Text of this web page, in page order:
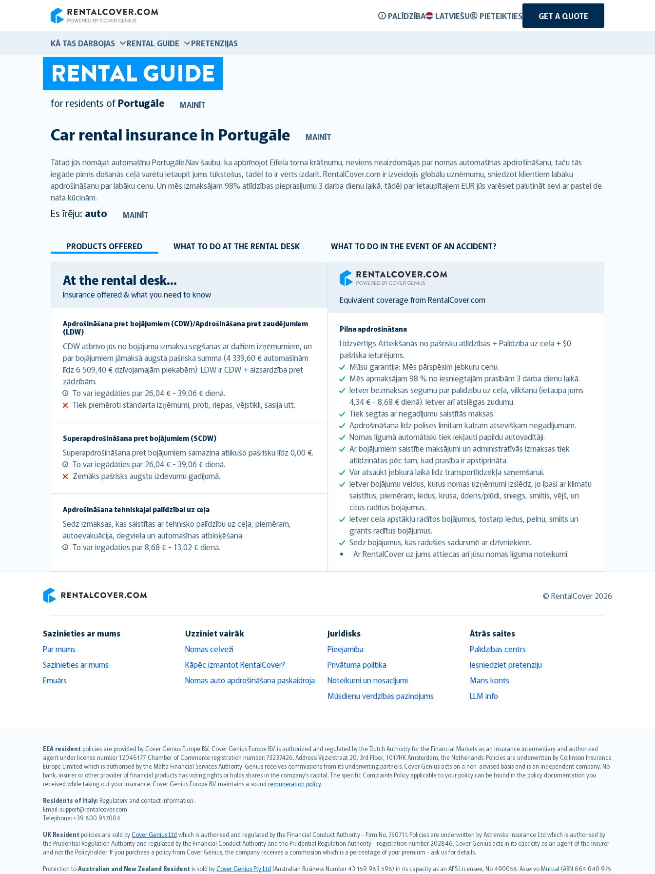
PALĪDZĪBA LATVIEŠU PIETEIKTIES GET A QUOTE
KĀ TAS DARBOJAS RENTAL GUIDE PRETENZIJAS
RENTAL GUIDE
for residents of Portugāle MAINĪT
Car rental insurance in Portugāle MAINĪT
Tātad jūs nomājat automašīnu Portugāle.Nav šaubu, ka apbrīnojot Eifeļa torņa krāšņumu, neviens neaizdomājas par nomas automašīnas apdrošināšanu, taču tās
iegāde pirms došanās ceļā varētu ietaupīt jums tūkstošus, tādēļ to ir vērts izdarīt. RentalCover.com ir izveidojis globālu uzņēmumu, sniedzot klientiem labāku
apdrošināšanu par labāku cenu. Un mēs izmaksājam 98% atlīdzības pieprasījumu 3 darba dienu laikā, tādēļ par ietaupītajiem EUR jūs varēsiet palutināt sevi arpastel de
natakūciņām.
Es īrēju: auto MAINĪT
PRODUCTS OFFERED WHAT TO DO AT THE RENTAL DESK WHAT TO DO IN THE EVENT OF AN ACCIDENT?
At the rental desk...
Insurance offered & what you need to know
Apdrošināšana pret bojājumiem (CDW)/Apdrošināšana pret zaudējumiem
(LDW)
CDW atbrīvo jūs no bojājumu izmaksu segšanas ar dažiem izņēmumiem, un
par bojājumiem jāmaksā augsta pašriska summa (4 339,60 € automašīnām
līdz 6 509,40 € dzīvojamajām piekabēm). LDW ir CDW + aizsardzība pret
zādzībām.
To var iegādāties par 26,04 € - 39,06 € dienā.
Tiek piemēroti standarta izņēmumi, proti, riepas, vējstikli, šasija utt.
Superapdrošināšana pret bojājumiem (SCDW)
Superapdrošināšana pret bojājumiem samazina atlikušo pašrisku līdz 0,00 €.
To var iegādāties par 26,04 € - 39,06 € dienā.
Zemāks pašrisks augstu izdevumu gadījumā.
Apdrošināšana tehniskajai palīdzībai uz ceļa
Sedz izmaksas, kas saistītas ar tehnisko palīdzību uz ceļa, piemēram,
autoevakuācija, degviela un automašīnas atbloķēšana.
To var iegādāties par 8,68 € - 13,02 € dienā.
RentalCover
Equivalent coverage from RentalCover.com
Pilna apdrošināšana
Līdzvērtīgs Atteikšanās no pašrisku atlīdzības + Palīdzība uz ceļa + $0
pašriska ieturējums.
Mūsu garantija: Mēs pārspēsim jebkuru cenu.
Mēs apmaksājam 98 % no iesniegtajām prasībām 3 darba dienu laikā.
Ietver bezmaksas segumu par palīdzību uz ceļa, vilkšanu (ietaupa jums
4,34 € - 8,68 € dienā). Ietver arī atslēgas zudumu.
Tiek segtas ar negadījumu saistītās maksas.
Apdrošināšana līdz polises limitam katram atsevišķam negadījumam.
Nomas līgumā automātiski tiek iekļauti papildu autovadītāji.
Ar bojājumiem saistītie maksājumi un administratīvās izmaksas tiek
atlīdzinātas pēc tam, kad prasība ir apstiprināta.
Var atsaukt jebkurā laikā līdz transportlīdzekļa saņemšanai.
Ietver bojājumu veidus, kurus nomas uzņēmumi izslēdz, jo īpaši ar klimatu
saistītus, piemēram, ledus, krusa, ūdens/plūdi, sniegs, smiltis, vējš, un
citus radītus bojājumus.
Ietver ceļa apstākļu radītos bojājumus, tostarp ledus, pelnu, smilts un
grants radītus bojājumus.
Sedz bojājumus, kas radušies sadursmē ar dzīvniekiem.
Ar RentalCover uz jums attiecas arī jūsu nomas līguma noteikumi.
© RentalCover 2026
Sazinieties ar mums
Par mums
Sazinieties ar mums
Emuārs
Uzziniet vairāk
Nomas ceļveži
Kāpēc izmantot RentalCover?
Nomas auto apdrošināšana paskaidroja
Juridisks
Pieejamība
Privātuma politika
Noteikumi un nosacījumi
Mūsdienu verdzības paziņojums
Ātrās saites
Palīdzības centrs
Iesniedziet pretenziju
Mans konts
LLM info
EEA resident policies are provided by Cover Genius Europe B.V.. Cover Genius Europe B.V. is authorized and regulated by the Dutch Authority for the Financial Markets as an insurance intermediary and authorized
agent under license number 12046177. Chamber of Commerce registration number: 73237426. Address: Vijzelstraat 20, 3rd Floor, 1017HK Amsterdam, the Netherlands. Policies are underwritten by Collinson Insurance
Europe Limited which is authorised by the Malta Financial Services Authority. Genius receives commissions from its underwriting partners. Cover Genius acts on a non-advised basis and is an independent company. No
bank, insurer or other provider of financial products has voting rights or holds shares in the company’s capital. The specific Complaints Policy applicable to your policy can be found in the policy documentation you
received while taking out your insurance. Cover Genius Europe B.V. maintains a sound remuneration policy.
Residents of Italy: Regulatory and contact information:
Email: support@rentalcover.com
Telephone: +39 800 957004
UK Resident policies are sold byCover Genius Ltd which is authorised and regulated by the Financial Conduct Authority - Firm No. 750711. Policies are underwritten by Astrenska Insurance Ltd which is authorised by
the Prudential Regulation Authority and regulated by the Financial Conduct Authority and the Prudential Regulation Authority - registration number 202846. Cover Genius acts in its capacity as an agent of the Insurer
and not the Policyholder. If you purchase a policy from Cover Genius, the company receives a commission which is a percentage of your premium - ask us for details.
Protection toAustralian and New Zealand Resident is sold byCover Genius Pty Ltd (Australian Business Number 43 159 983 598) in its capacity as an AFS Licensee, No 490058. Asservo Mutual (ABN 664 040 975
English (UK)
English (US)
Deutsch
français
Nederlands
español
italiano
简体中文
繁體中文
Português
polski